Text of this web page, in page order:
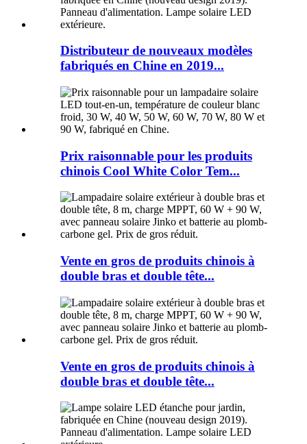
Distributeur de nouveaux modèles
fabriqués en Chine en 2019...
Prix ​​raisonnable pour les produits
chinois Cool White Color Tem...
Vente en gros de produits chinois à
double bras et double tête...
Vente en gros de produits chinois à
double bras et double tête...